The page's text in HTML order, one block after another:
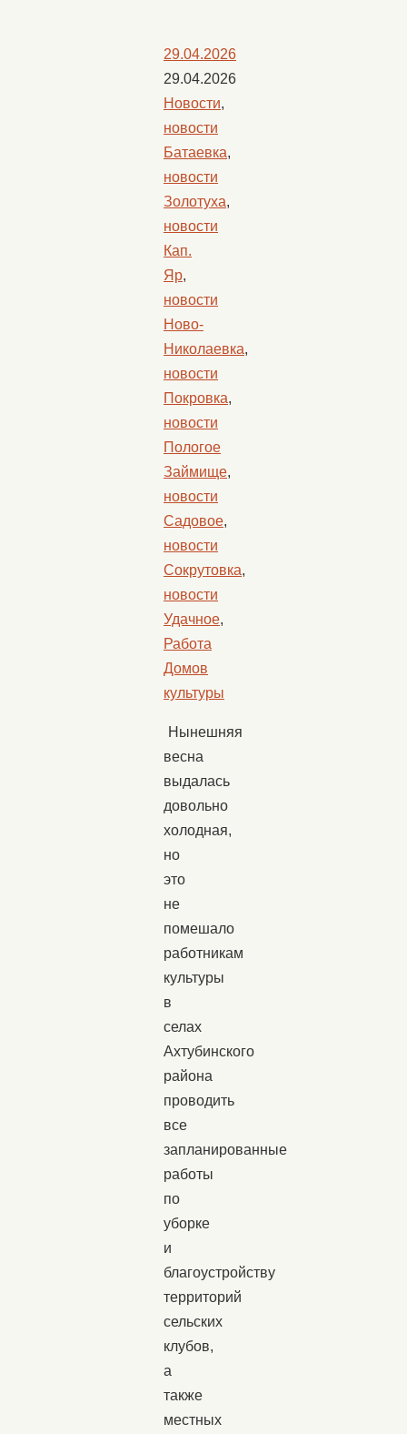
29.04.2026
29.04.2026
Новости,
новости
Батаевка,
новости
Золотуха,
новости
Кап.
Яр,
новости
Ново-
Николаевка,
новости
Покровка,
новости
Пологое
Займище,
новости
Садовое,
новости
Сокрутовка,
новости
Удачное,
Работа
Домов
культуры
Нынешняя
весна
выдалась
довольно
холодная,
но
это
не
помешало
работникам
культуры
в
селах
Ахтубинского
района
проводить
все
запланированные
работы
по
уборке
и
благоустройству
территорий
сельских
клубов,
а
также
местных